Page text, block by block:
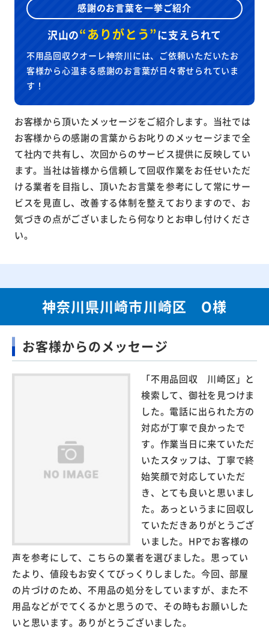
感謝のお言葉を一挙ご紹介
沢山の“ありがとう”に支えられて
不用品回収クオーレ神奈川には、ご依頼いただいたお
客様から心温まる感謝のお言葉が日々寄せられていま
す！
お客様から頂いたメッセージをご紹介します。当社では
お客様からの感謝の言葉からお叱りのメッセージまで全
て社内で共有し、次回からのサービス提供に反映してい
ます。当社は皆様から信頼して回収作業をお任せいただ
ける業者を目指し、頂いたお言葉を参考にして常にサー
ビスを見直し、改善する体制を整えておりますので、お
気づきの点がございましたら何なりとお申し付けくださ
い。
神奈川県川崎市川崎区 O様
お客様からのメッセージ
「不用品回収 川崎区」と
検索して、御社を見つけま
した。電話に出られた方の
対応が丁寧で良かったで
す。作業当日に来ていただ
いたスタッフは、丁寧で終
始笑顔で対応していただ
き、とても良いと思いまし
た。あっというまに回収し
ていただきありがとうござ
いました。HPでお客様の
声を参考にして、こちらの業者を選びました。思ってい
たより、値段もお安くてびっくりしました。今回、部屋
の片づけのため、不用品の処分をしていますが、また不
用品などがでてくるかと思うので、その時もお願いした
いと思います。ありがとうございました。